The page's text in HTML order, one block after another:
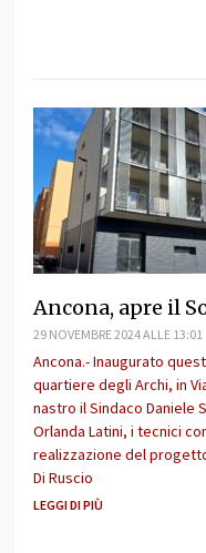
Ancona, apre il
29 NOVEMBRE 2024 ALLE 13:01
Ancona.- Inaugurato
quartiere degli Archi, in
nastro il Sindaco Daniele
Orlanda Latini, i tecnici
realizzazione del
Di Ruscio
LEGGI DI PIÙ